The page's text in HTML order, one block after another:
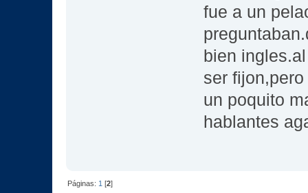
fue a un
bien
ser
un poquito
hablantes
Páginas:1 [2]